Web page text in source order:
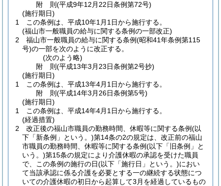
附 則(平成9年12月22日条例第72号)
(施行期日)
1
この条例は、平成10年1月1日から施行する。
(福山市一般職員の給与に関する条例の一部改正)
2
福山市一般職員の給与に関する条例(昭和41年条例第115
号)の一部を次のように改正する。
(次のよう略)
附 則(平成13年3月23日条例第2号抄)
(施行期日)
1
この条例は、平成13年4月1日から施行する。
附 則(平成14年3月26日条例第5号)
(施行期日)
1
この条例は、平成14年4月1日から施行する。
(経過措置)
2
改正後の福山市職員の勤務時間、休暇等に関する条例(以
下「新条例」という。)第14条の2の規定は、改正前の福山
市職員の勤務時間、休暇等に関する条例(以下「旧条例」と
いう。)第15条の規定により介護休暇の承認を受けた職員
で、この条例の施行の日(以下「施行日」という。)におい
て当該承認に係る介護を必要とする一の継続する状態につ
いての介護休暇の初日から起算して3月を経過しているもの